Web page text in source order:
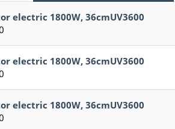
electric 1800W, 36cmUV3600
electric 1800W, 36cmUV3600
electric 1800W, 36cmUV3600